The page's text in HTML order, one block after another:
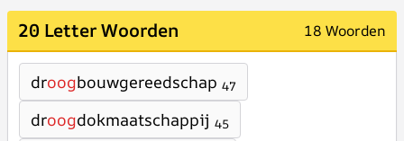
20 Letter Woorden 18 Woorden
droogbouwgereedschap 47
droogdokmaatschappij 45